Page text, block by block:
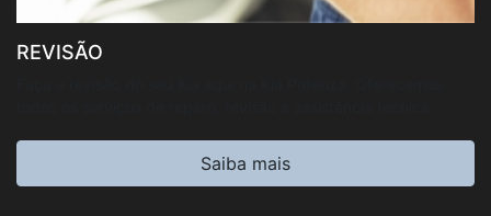
REVISÃO
Saiba mais